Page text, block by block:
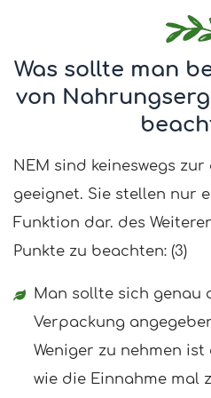
Was sollte man
von
NEM sind keineswegs
geeignet. Sie stellen nur
Funktion dar. des
Punkte zu beachten: (3)
Man sollte sich genau
Verpackung
Weniger zu nehmen ist
wie die Einnahme mal